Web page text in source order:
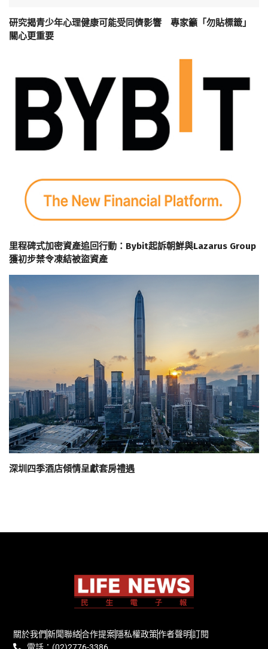
研究揭青少年心理健康可能受同儕影響 專家籲「勿貼標籤」
關心更重要
里程碑式加密資產追回行動：Bybit起訴朝鮮與Lazarus Group
獲初步禁令凍結被盜資產
深圳四季酒店傾情呈獻套房禮遇
關於我們新聞聯絡合作提案隱私權政策作者聲明訂閱